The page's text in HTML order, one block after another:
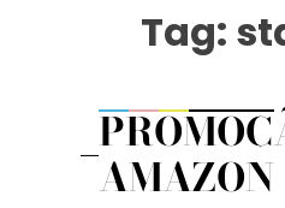
Tag:
AMAZON